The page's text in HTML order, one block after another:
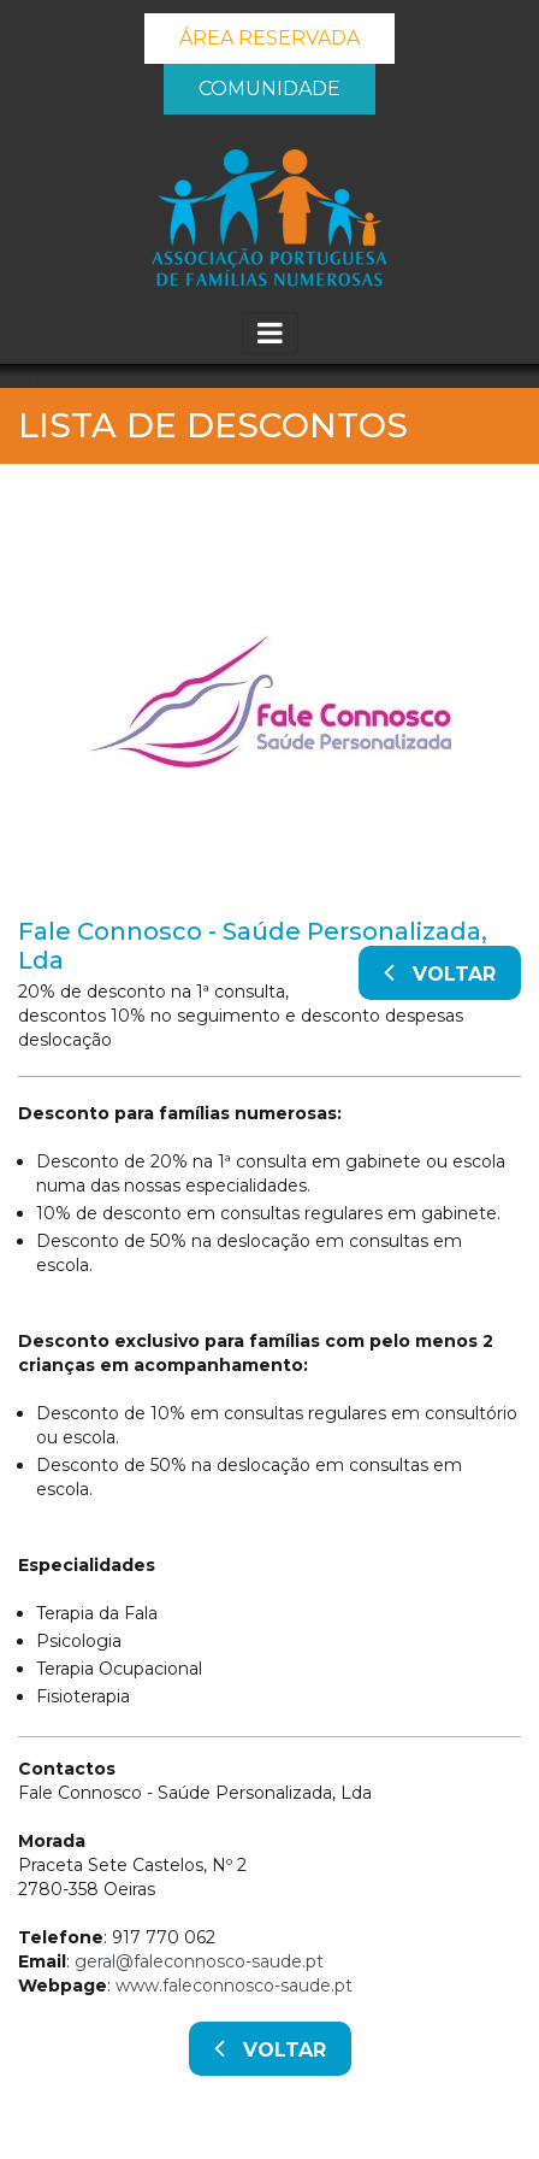
ÁREA RESERVADA
COMUNIDADE
_banner_me_
LISTA DE DESCONTOS
Fale Connosco - Saúde Personalizada,
Lda
VOLTAR
20% de desconto na 1ª consulta,
descontos 10% no seguimento e desconto despesas
deslocação
Desconto para famílias numerosas:
Desconto de 20% na 1ª consulta em gabinete ou escola
numa das nossas especialidades.
10% de desconto em consultas regulares em gabinete.
Desconto de 50% na deslocação em consultas em
escola.
Desconto exclusivo para famílias com pelo menos 2
crianças em acompanhamento:
Desconto de 10% em consultas regulares em consultório
ou escola.
Desconto de 50% na deslocação em consultas em
escola.
Especialidades
Terapia da Fala
Psicologia
Terapia Ocupacional
Fisioterapia
Contactos
Fale Connosco - Saúde Personalizada, Lda
Morada
Praceta Sete Castelos, Nº 2
2780-358 Oeiras
Telefone: 917 770 062
Email: geral@faleconnosco-saude.pt
Webpage: www.faleconnosco-saude.pt
VOLTAR